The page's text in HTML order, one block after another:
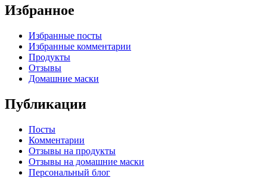
Избранное
Избранные посты
Избранные комментарии
Продукты
Отзывы
Домашние маски
Публикации
Посты
Комментарии
Отзывы на продукты
Отзывы на домашние маски
Персональный блог